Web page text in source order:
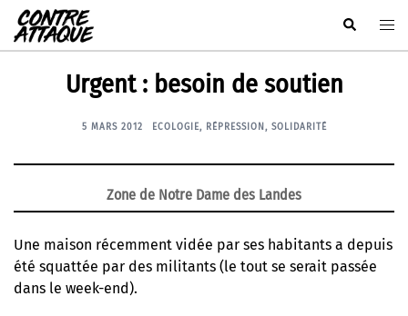
Aller
au
contenu
Rechercher
Urgent : besoin de soutien
5 MARS 2012 ECOLOGIE, RÉPRESSION , SOLIDARITÉ
Zone de Notre Dame des Landes
Une maison récemment vidée par ses habitants a depuis
été squattée par des militants (le tout se serait passée
dans le week-end).